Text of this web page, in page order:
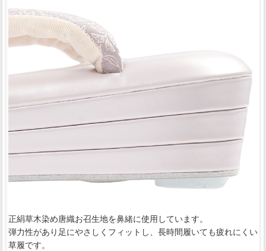
正絹草木染め唐織お召生地を鼻緒に使用しています。
弾力性があり足にやさしくフィットし、長時間履いても疲れにくい
草履です。